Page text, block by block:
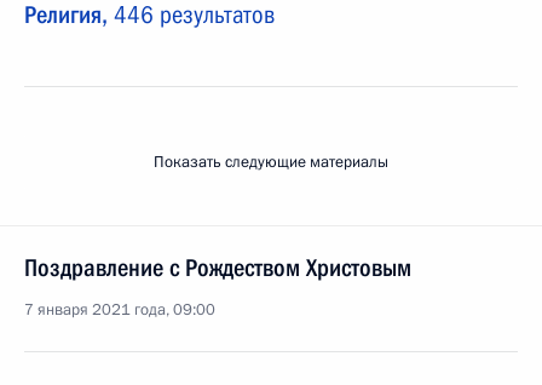
Религия, 446 результатов
Показать следующие материалы
Поздравление с Рождеством Христовым
7 января 2021 года, 09:00